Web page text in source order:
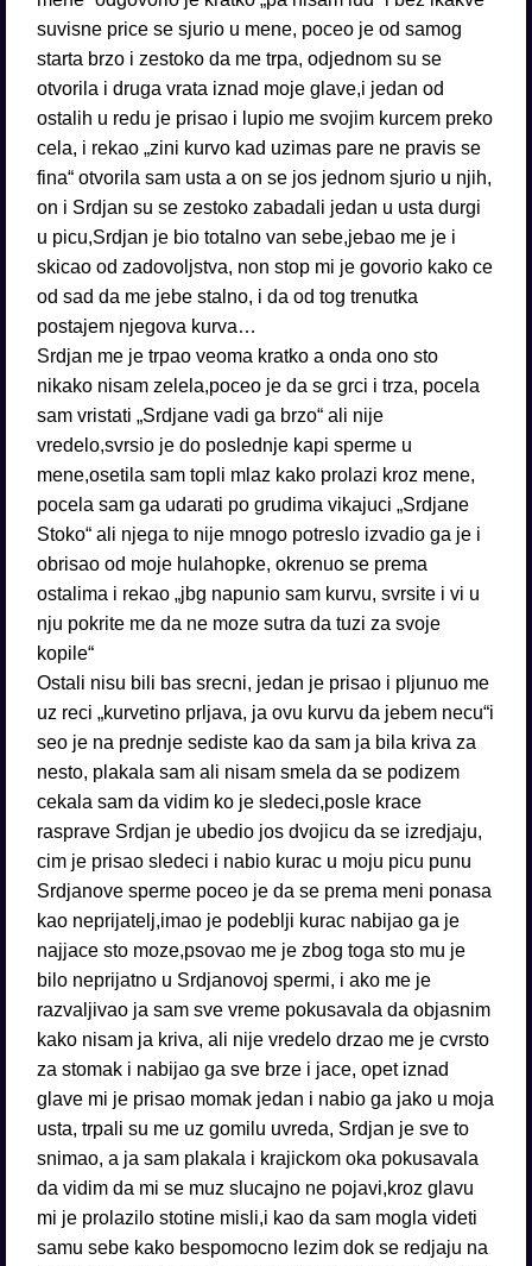
suvisne price se sjurio u mene, poceo je od samog
starta brzo i zestoko da me trpa, odjednom su se
otvorila i druga vrata iznad moje glave,i jedan od
ostalih u redu je prisao i lupio me svojim kurcem preko
cela, i rekao „zini kurvo kad uzimas pare ne pravis se
fina“ otvorila sam usta a on se jos jednom sjurio u njih,
on i Srdjan su se zestoko zabadali jedan u usta durgi
u picu,Srdjan je bio totalno van sebe,jebao me je i
skicao od zadovoljstva, non stop mi je govorio kako ce
od sad da me jebe stalno, i da od tog trenutka
postajem njegova kurva…
Srdjan me je trpao veoma kratko a onda ono sto
nikako nisam zelela,poceo je da se grci i trza, pocela
sam vristati „Srdjane vadi ga brzo“ ali nije
vredelo,svrsio je do poslednje kapi sperme u
mene,osetila sam topli mlaz kako prolazi kroz mene,
pocela sam ga udarati po grudima vikajuci „Srdjane
Stoko“ ali njega to nije mnogo potreslo izvadio ga je i
obrisao od moje hulahopke, okrenuo se prema
ostalima i rekao „jbg napunio sam kurvu, svrsite i vi u
nju pokrite me da ne moze sutra da tuzi za svoje
kopile“
Ostali nisu bili bas srecni, jedan je prisao i pljunuo me
uz reci „kurvetino prljava, ja ovu kurvu da jebem necu“i
seo je na prednje sediste kao da sam ja bila kriva za
nesto, plakala sam ali nisam smela da se podizem
cekala sam da vidim ko je sledeci,posle krace
rasprave Srdjan je ubedio jos dvojicu da se izredjaju,
cim je prisao sledeci i nabio kurac u moju picu punu
Srdjanove sperme poceo je da se prema meni ponasa
kao neprijatelj,imao je podeblji kurac nabijao ga je
najjace sto moze,psovao me je zbog toga sto mu je
bilo neprijatno u Srdjanovoj spermi, i ako me je
razvaljivao ja sam sve vreme pokusavala da objasnim
kako nisam ja kriva, ali nije vredelo drzao me je cvrsto
za stomak i nabijao ga sve brze i jace, opet iznad
glave mi je prisao momak jedan i nabio ga jako u moja
usta, trpali su me uz gomilu uvreda, Srdjan je sve to
snimao, a ja sam plakala i krajickom oka pokusavala
da vidim da mi se muz slucajno ne pojavi,kroz glavu
mi je prolazilo stotine misli,i kao da sam mogla videti
samu sebe kako bespomocno lezim dok se redjaju na